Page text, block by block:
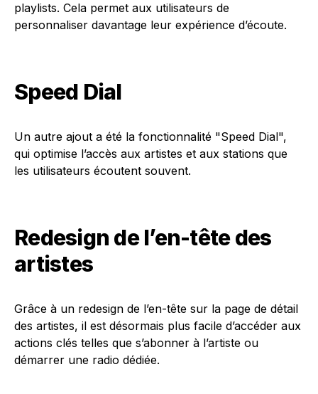
playlists. Cela permet aux utilisateurs de
personnaliser davantage leur expérience d’écoute.
Speed Dial
Un autre ajout a été la fonctionnalité "Speed Dial",
qui optimise l’accès aux artistes et aux stations que
les utilisateurs écoutent souvent.
Redesign de l’en-tête des
artistes
Grâce à un redesign de l’en-tête sur la page de détail
des artistes, il est désormais plus facile d’accéder aux
actions clés telles que s’abonner à l’artiste ou
démarrer une radio dédiée.